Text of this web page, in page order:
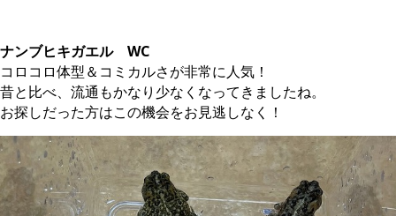
ナンブヒキガエル WC
コロコロ体型＆コミカルさが非常に人気！
昔と比べ、流通もかなり少なくなってきましたね。
お探しだった方はこの機会をお見逃しなく！